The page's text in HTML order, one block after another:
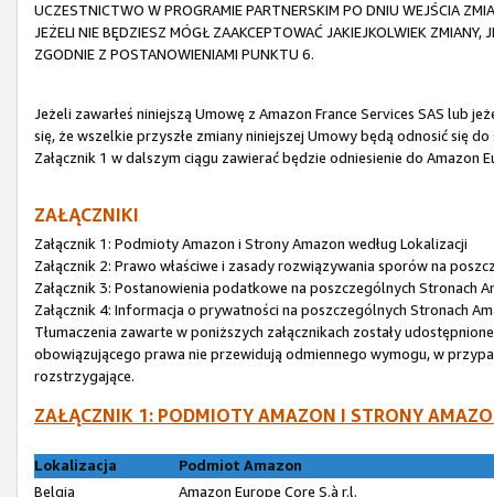
UCZESTNICTWO W PROGRAMIE PARTNERSKIM PO DNIU WEJŚCIA
JEŻELI NIE BĘDZIESZ MÓGŁ ZAAKCEPTOWAĆ JAKIEJKOLWIEK
ZGODNIE Z POSTANOWIENIAMI PUNKTU 6.
Jeżeli zawarłeś niniejszą Umowę z Amazon France Services SAS lub
się, że wszelkie przyszłe zmiany niniejszej Umowy będą odnosić się
Załącznik 1 w dalszym ciągu zawierać będzie odniesienie do Amazon
ZAŁĄCZNIKI
Załącznik 1: Podmioty Amazon i Strony Amazon według Lokalizacji
Załącznik 2: Prawo właściwe i zasady rozwiązywania sporów na
Załącznik 3: Postanowienia podatkowe na poszczególnych Stronach
Załącznik 4: Informacja o prywatności na poszczególnych Stronach
Tłumaczenia zawarte w poniższych załącznikach zostały
obowiązującego prawa nie przewidują odmiennego wymogu, w
rozstrzygające.
ZAŁĄCZNIK 1: PODMIOTY AMAZON I STRONY
Lokalizacja
Podmiot Amazon
Belgia
Amazon Europe Core S.à r.l.